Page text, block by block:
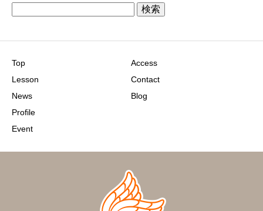
Top
Lesson
News
Profile
Event
Access
Contact
Blog